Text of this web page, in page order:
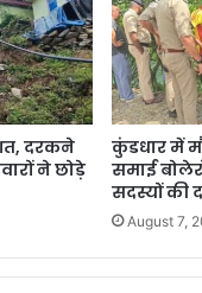
दरकने
ने छोड़े
कुंडधार में
समाई
सदस्यों की
August 7,